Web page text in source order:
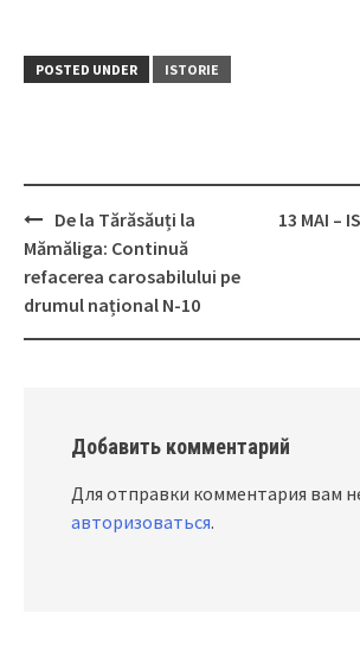
POSTED UNDER ISTORIE
Post
navigation
De la Tărăsăuți la
Mămăliga: Continuă
refacerea carosabilului pe
drumul național N-10
13 MAI –
Добавить комментарий
Для отправки комментария вам
авторизоваться.